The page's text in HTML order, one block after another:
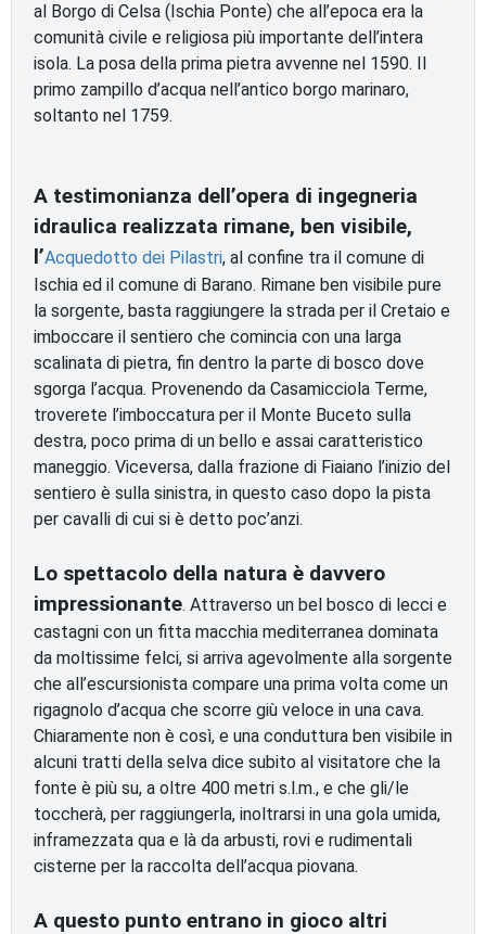
al Borgo di Celsa (Ischia Ponte) che all’epoca era la
comunità civile e religiosa più importante dell’intera
isola. La posa della prima pietra avvenne nel 1590. Il
primo zampillo d’acqua nell’antico borgo marinaro,
soltanto nel 1759.
A testimonianza dell’opera di ingegneria
idraulica realizzata rimane, ben visibile,
l’Acquedotto dei Pilastri, al confine tra il comune di
Ischia ed il comune di Barano. Rimane ben visibile pure
la sorgente, basta raggiungere la strada per il Cretaio e
imboccare il sentiero che comincia con una larga
scalinata di pietra, fin dentro la parte di bosco dove
sgorga l’acqua. Provenendo da Casamicciola Terme,
troverete l’imboccatura per il Monte Buceto sulla
destra, poco prima di un bello e assai caratteristico
maneggio. Viceversa, dalla frazione di Fiaiano l’inizio del
sentiero è sulla sinistra, in questo caso dopo la pista
per cavalli di cui si è detto poc’anzi.
Lo spettacolo della natura è davvero
impressionante. Attraverso un bel bosco di lecci e
castagni con un fitta macchia mediterranea dominata
da moltissime felci, si arriva agevolmente alla sorgente
che all’escursionista compare una prima volta come un
rigagnolo d’acqua che scorre giù veloce in una cava.
Chiaramente non è così, e una conduttura ben visibile in
alcuni tratti della selva dice subito al visitatore che la
fonte è più su, a oltre 400 metri s.l.m., e che gli/le
toccherà, per raggiungerla, inoltrarsi in una gola umida,
inframezzata qua e là da arbusti, rovi e rudimentali
cisterne per la raccolta dell’acqua piovana.
A questo punto entrano in gioco altri